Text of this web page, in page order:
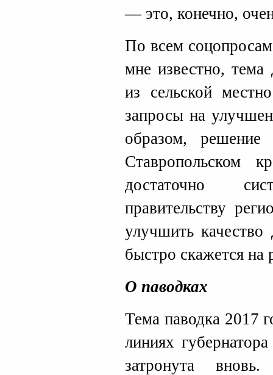
— это, конечно,
По всем
мне известно,
из сельской
запросы на
образом, решение
Ставропольском
достаточно
правительству
улучшить
быстро скажется на
О паводках
Тема паводка 2017
линиях
затронута